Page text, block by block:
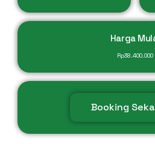
Harga
Rp38.400.000
Booking